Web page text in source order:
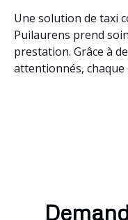
Une solution de taxi
Puilaurens prend
prestation. Grâce à
attentionnés, chaque